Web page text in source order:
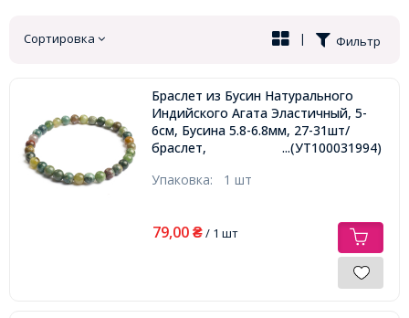
Сортировка Фильтр
|
Браслет из Бусин Натурального
Индийского Агата Эластичный, 5-
6см, Бусина 5.8-6.8мм, 27-31шт/
браслет,
...(УТ100031994)
Упаковка: 1 шт
79,00 ₴/ 1 шт